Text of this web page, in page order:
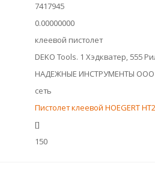
7417945
0.00000000
клеевой пистолет
DEKO Tools. 1 Хэдкватер, 555
НАДЕЖНЫЕ ИНСТРУМЕНТЫ ООО
сеть
Пистолет клеевой HOEGERT
[]
150